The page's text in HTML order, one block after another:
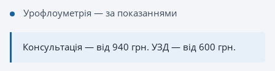
Урофлоуметрія — за показаннями
Консультація — від 940 грн. УЗД — від 600 грн.